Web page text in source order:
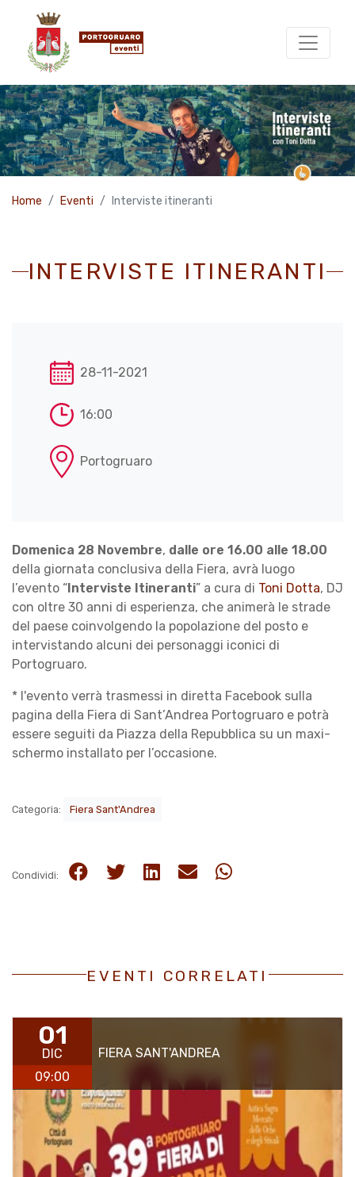
Home Eventi Interviste itineranti
INTERVISTE ITINERANTI
28-11-2021
16:00
Portogruaro
Domenica 28 Novembre, dalle ore 16.00 alle 18.00
della giornata conclusiva della Fiera, avrà luogo
l’evento “ Interviste Itineranti” a cura di Toni Dotta, DJ
con oltre 30 anni di esperienza, che animerà le strade
del paese coinvolgendo la popolazione del posto e
intervistando alcuni dei personaggi iconici di
Portogruaro.
* l'evento verrà trasmessi in diretta Facebook sulla
pagina della Fiera di Sant’Andrea Portogruaro e potrà
essere seguiti da Piazza della Repubblica su un maxi-
schermo installato per l’occasione.
Categoria: Fiera Sant'Andrea
Condividi:
EVENTI CORRELATI
01
DIC
09:00
FIERA SANT'ANDREA